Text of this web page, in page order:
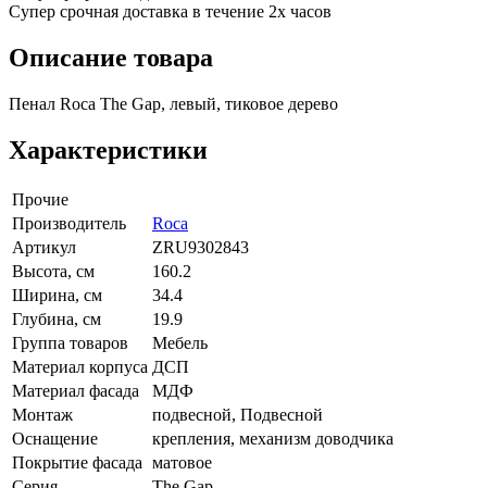
Супер срочная доставка в течение 2х часов
Описание товара
Пенал Roca The Gap, левый, тиковое дерево
Характеристики
Прочие
Производитель
Roca
Артикул
ZRU9302843
Высота, см
160.2
Ширина, см
34.4
Глубина, см
19.9
Группа товаров
Мебель
Материал корпуса ДСП
Материал фасада
МДФ
Монтаж
подвесной, Подвесной
Оснащение
крепления, механизм доводчика
Покрытие фасада матовое